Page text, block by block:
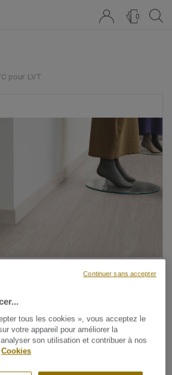
0
pour LVT
Voir tous les décors (175)
tous les cookies », vous acceptez le
votre appareil pour améliorer la
son utilisation et contribuer à nos
Cookies
Continuer sans accepter